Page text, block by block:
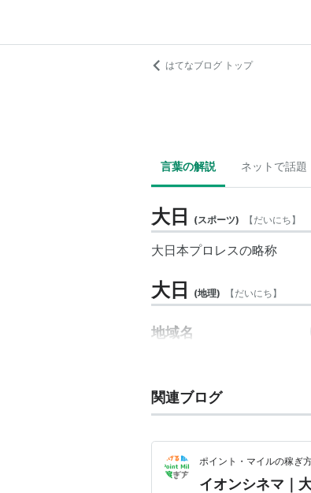
はてなブログ トップ
言葉の解説 ネットで話題
大日 (スポーツ) 【だいにち】
大日本プロレスの略称
大日 (地理) 【だいにち】
地域名
大日駅
○リスト
関連ブログ
ポイント・マイルの稼ぎ
イオンシネマ｜